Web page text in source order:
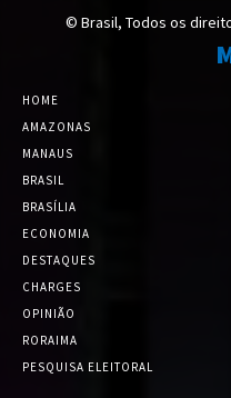
© Brasil, Todos os
HOME
AMAZONAS
MANAUS
BRASIL
BRASÍLIA
ECONOMIA
DESTAQUES
CHARGES
OPINIÃO
RORAIMA
PESQUISA ELEITORAL